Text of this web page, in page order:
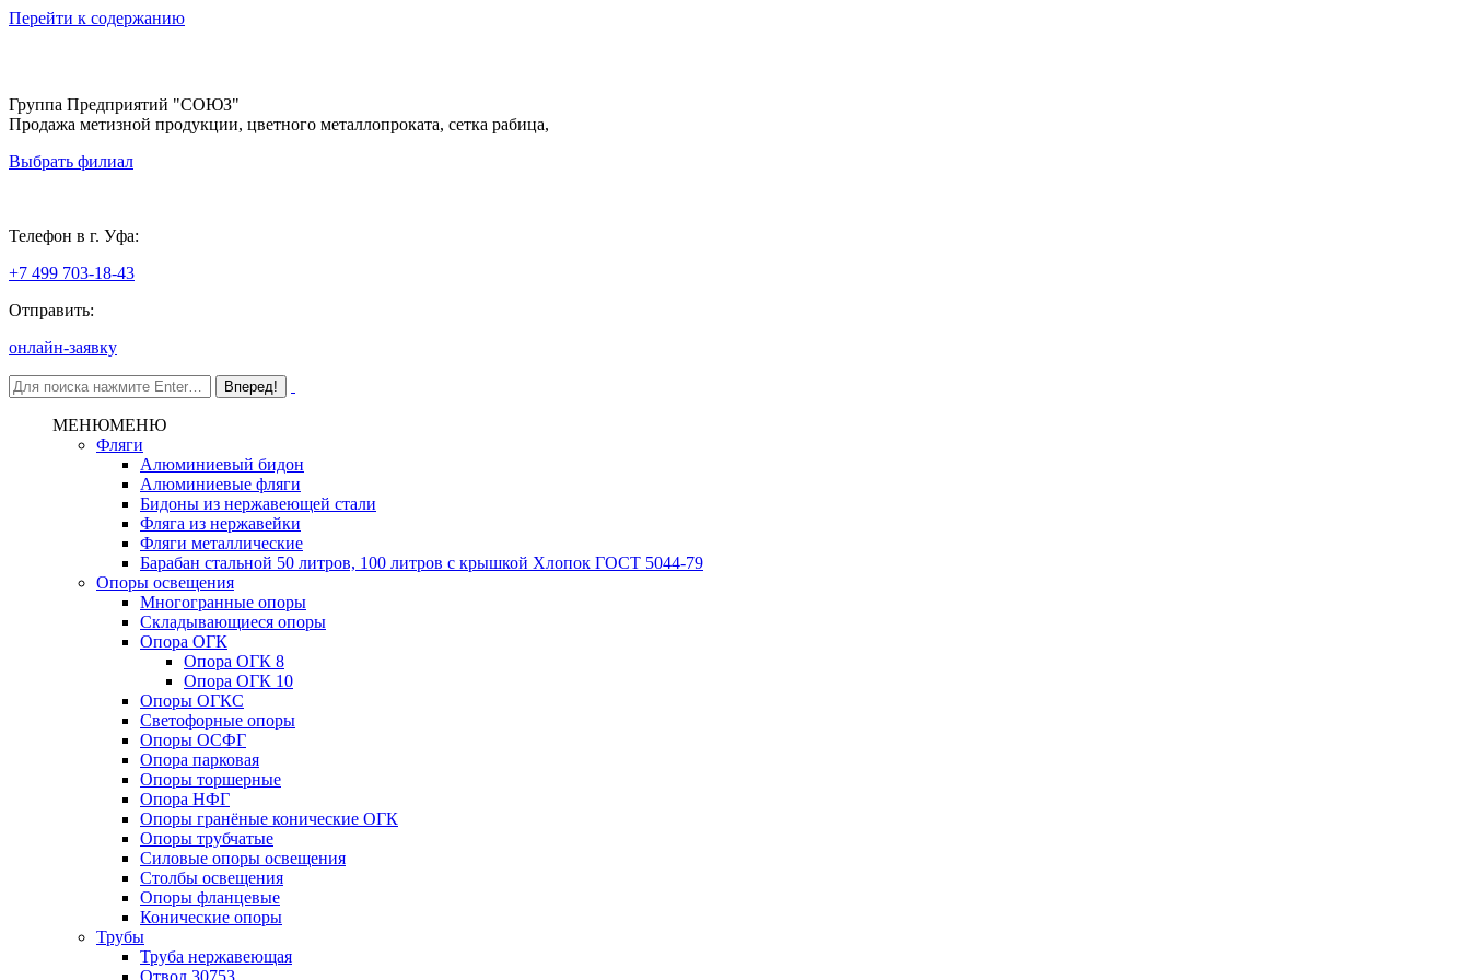
Перейти к содержанию
Группа Предприятий "СОЮЗ"
Продажа метизной продукции, цветного металлопроката, сетка рабица,
Выбрать филиал
Телефон в г. Уфа:
+7 499 703-18-43
Отправить:
онлайн-заявку
МЕНЮМЕНЮ
Фляги
Алюминиевый бидон
Алюминиевые фляги
Бидоны из нержавеющей стали
Фляга из нержавейки
Фляги металлические
Барабан стальной 50 литров, 100 литров с крышкой Хлопок ГОСТ 5044-79
Опоры освещения
Многогранные опоры
Складывающиеся опоры
Опора ОГК
Опора ОГК 8
Опора ОГК 10
Опоры ОГКС
Светофорные опоры
Опоры ОСФГ
Опора парковая
Опоры торшерные
Опора НФГ
Опоры гранёные конические ОГК
Опоры трубчатые
Силовые опоры освещения
Столбы освещения
Опоры фланцевые
Конические опоры
Трубы
Труба нержавеющая
Отвод 30753